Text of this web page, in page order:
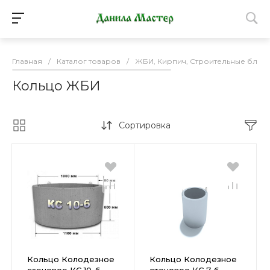
Главная / Каталог товаров / ЖБИ, Кирпич, Строительные
Кольцо ЖБИ
Сортировка
Кольцо Колодезное
Кольцо Колодезное